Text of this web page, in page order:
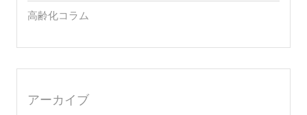
高齢化コラム
アーカイブ